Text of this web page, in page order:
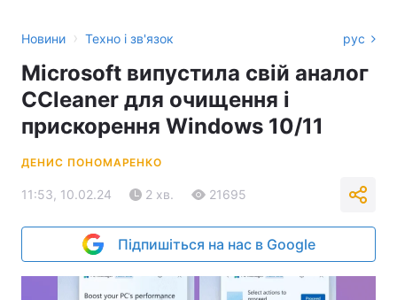
Новини › Техно і зв'язок рус
Microsoft випустила свій аналог
CCleaner для очищення і
прискорення Windows 10/11
ДЕНИС ПОНОМАРЕНКО
11:53, 10.02.24 2 хв. 21695
Підпишіться на нас в Google